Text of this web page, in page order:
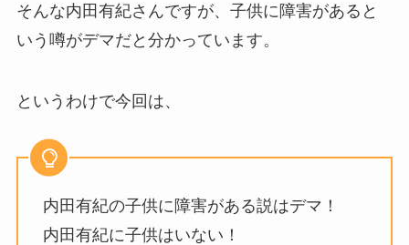
そんな内田有紀さんですが、子供に障害があると
いう噂がデマだと分かっています。
というわけで今回は、
内田有紀の子供に障害がある説はデマ！
内田有紀に子供はいない！